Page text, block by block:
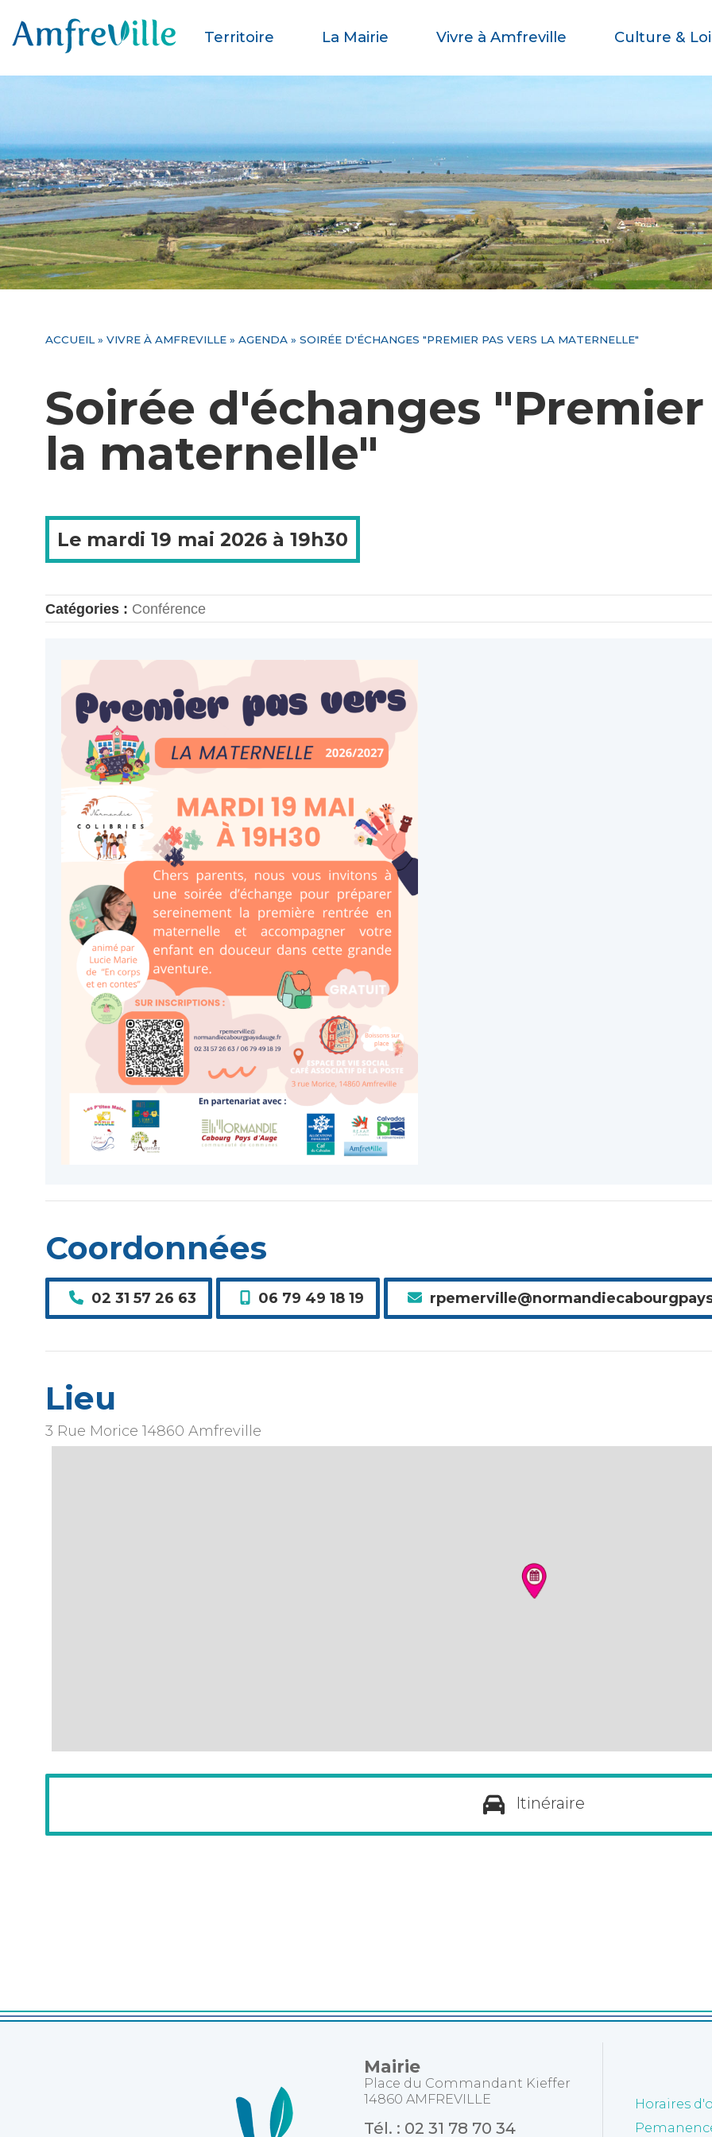
Territoire La Mairie Vivre à Amfreville Culture &
ACCUEIL» VIVRE À AMFREVILLE» AGENDA» SOIRÉE D'ÉCHANGES "PREMIER PAS VERS LA MATERNELLE"
Soirée d'échanges
la maternelle"
Le mardi 19 mai 2026 à 19h30
Catégories : Conférence
Coordonnées
02 31 57 26 63 06 79 49 18 19
Lieu
3 Rue Morice 14860 Amfreville
Itinéraire
Mairie
Place du Commandant Kieffer
14860 AMFREVILLE
Tél. : 02 31 78 70 34
Horaires